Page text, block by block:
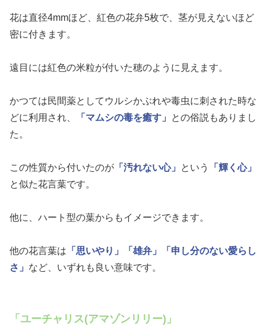
花は直径4mmほど、紅色の花弁5枚で、茎が見えないほど
密に付きます。
遠目には紅色の米粒が付いた穂のように見えます。
かつては民間薬としてウルシかぶれや毒虫に刺された時な
どに利用され、
「マムシの毒を癒す」
との俗説もありまし
た。
この性質から付いたのが 「汚れない心」 という
「輝く心」
と似た花言葉です。
他に、ハート型の葉からもイメージできます。
他の花言葉は 「思いやり」 「雄弁」
「申し分のない愛らし
さ」 など、いずれも良い意味です。
「ユーチャリス(アマゾンリリー)」